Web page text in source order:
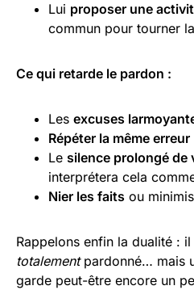
Lui proposer une
commun pour tourner
Ce qui retarde le pardon :
Les excuses
Répéter la même erreur
Le silence prolongé de
interprétera cela
Nier les faits ou
Rappelons enfin la dualité :
totalementpardonné… mais
garde peut-être encore un